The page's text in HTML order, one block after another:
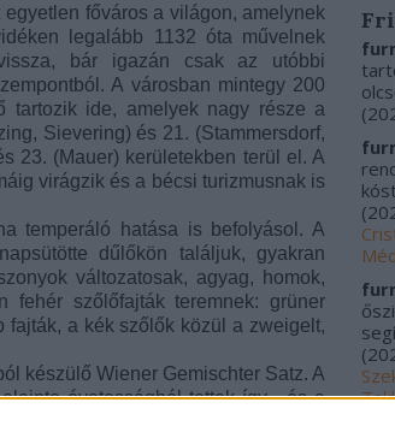
főváros a világon, amelynek
legalább 1132 óta művelnek
bár igazán csak az utóbbi
A városban mintegy 200
tartozik ide, amelyek nagy része a
Sievering) és 21. (Stammersdorf,
23. (Mauer) kerületekben terül el. A
virágzik és a bécsi turizmusnak is
temperáló hatása is befolyásol. A
dűlőkön találjuk, gyakran
változatosak, agyag, homok,
fehér szőlőfajták teremnek: grüner
a kék szőlők közül a zweigelt,
készülő Wiener Gemischter Satz. A
óvatosságból tettek így - és a
fajtából származó alapanyagot. A
(
(
(